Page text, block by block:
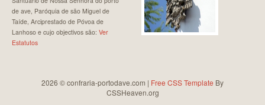
de ave, Paróquia de são Miguel de
Taíde, Arciprestado de Póvoa de
Lanhoso e cujo objectivos são: Ver
Estatutos
2026 © confraria-portodave.com | Free CSS Template By
CSSHeaven.org